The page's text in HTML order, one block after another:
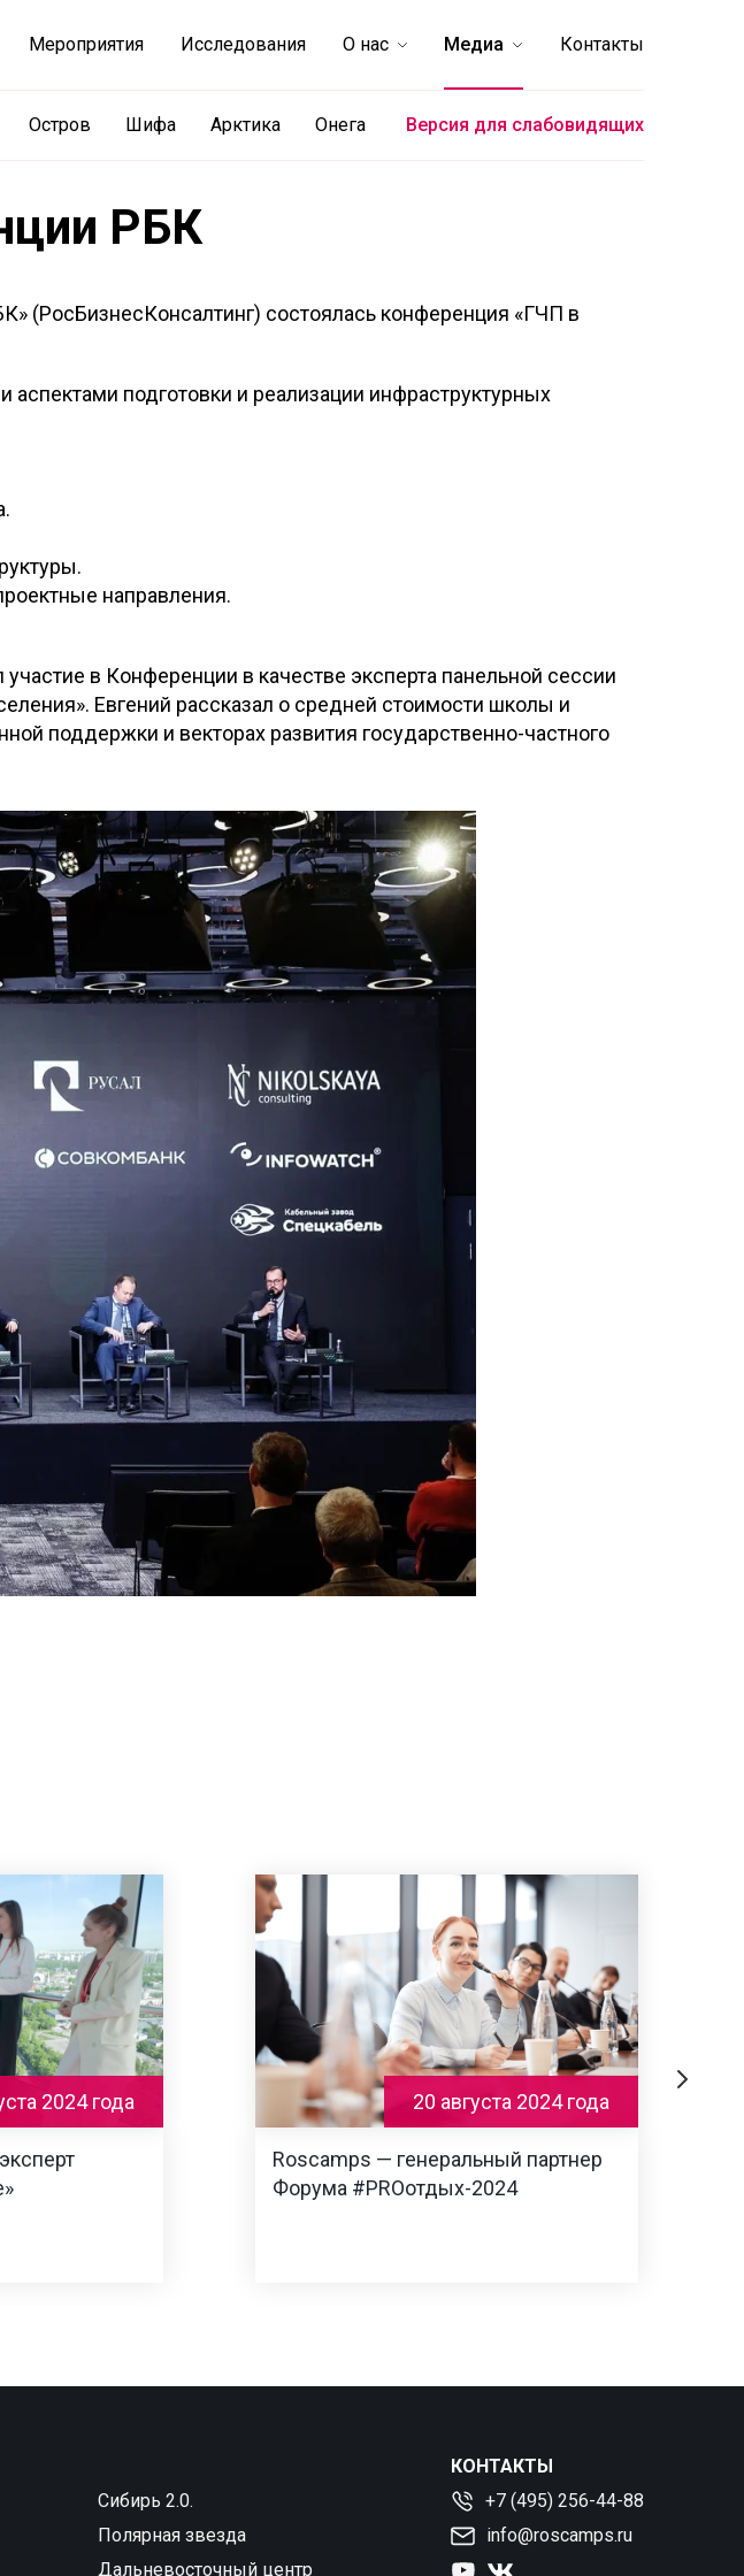
Мероприятия Исследования О нас Медиа Контакты
Остров Шифа Арктика Онега Версия для слабовидящих
РБК
(РосБизнесКонсалтинг) состоялась конференция «ГЧП в
подготовки и реализации инфраструктурных
направления.
в Конференции в качестве эксперта панельной сессии
Евгений рассказал о средней стоимости школы и
поддержки и векторах развития государственно-частного
2024 года 20 августа 2024 года
Roscamps — генеральный партнер
Форума #PROотдых-2024
Сибирь 2.0.
Полярная звезда
Дальневосточный центр
КОНТАКТЫ
+7 (495) 256-44-88
info@roscamps.ru